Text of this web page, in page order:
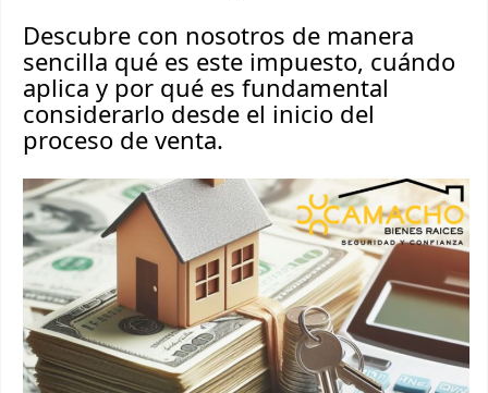
Descubre con nosotros de manera
sencilla qué es este impuesto, cuándo
aplica y por qué es fundamental
considerarlo desde el inicio del
proceso de venta.